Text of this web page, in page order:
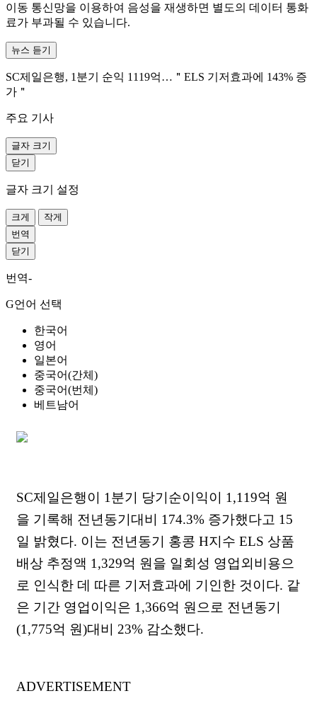
이동 통신망을 이용하여 음성을 재생하면 별도의 데이터 통화
료가 부과될 수 있습니다.
뉴스 듣기
SC제일은행, 1분기 순익 1119억…＂ELS 기저효과에 143% 증
가＂
주요 기사
글자 크기
닫기
글자 크기 설정
크게
작게
번역
닫기
번역-
G언어 선택
한국어
영어
일본어
중국어(간체)
중국어(번체)
베트남어
SC제일은행이 1분기 당기순이익이 1,119억 원
을 기록해 전년동기대비 174.3% 증가했다고 15
일 밝혔다. 이는 전년동기 홍콩 H지수 ELS 상품
배상 추정액 1,329억 원을 일회성 영업외비용으
로 인식한 데 따른 기저효과에 기인한 것이다. 같
은 기간 영업이익은 1,366억 원으로 전년동기
(1,775억 원)대비 23% 감소했다.
ADVERTISEMENT